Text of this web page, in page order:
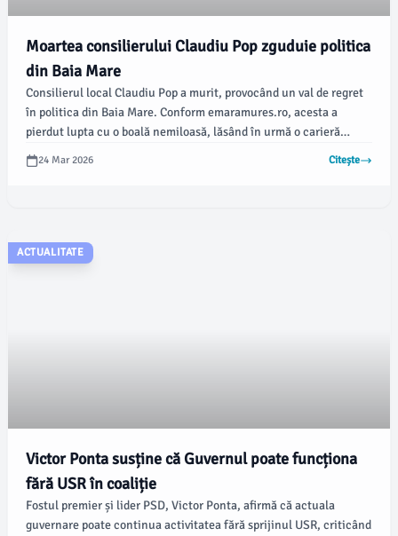
Moartea consilierului Claudiu Pop zguduie politica
din Baia Mare
Consilierul local Claudiu Pop a murit, provocând un val de regret
în politica din Baia Mare. Conform emaramures.ro, acesta a
pierdut lupta cu o boală nemiloasă, lăsând în urmă o carieră
marcată de dedicare și implicare în comunitate.
24 Mar 2026 Citește
ACTUALITATE
Victor Ponta susține că Guvernul poate funcționa
fără USR în coaliție
Fostul premier și lider PSD, Victor Ponta, afirmă că actuala
guvernare poate continua activitatea fără sprijinul USR, criticând